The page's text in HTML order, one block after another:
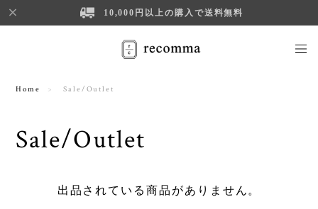
10,000円以上の購入で送料無料
Home Sale/Outlet
Sale/Outlet
出品されている商品がありません。